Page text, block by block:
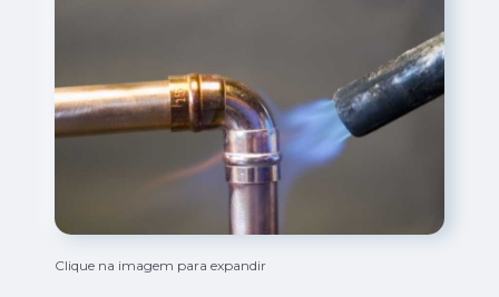
Clique na imagem para expandir